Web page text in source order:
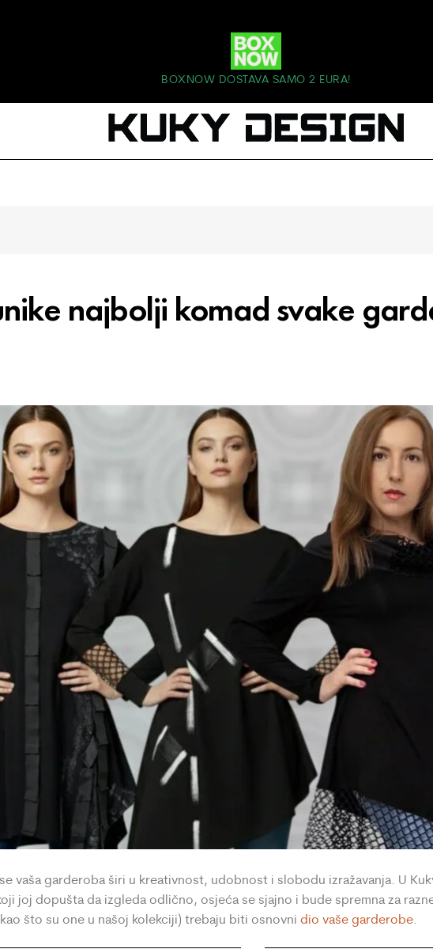
BOXNOW DOSTAVA SAMO 2 EURA!
najbolji komad svake
vaša garderoba širi u kreativnost, udobnost i slobodu izražavanja. U
joj dopušta da izgleda odlično, osjeća se sjajno i bude spremna za
što su one u našoj kolekciji) trebaju biti osnovni dio vaše garderobe.